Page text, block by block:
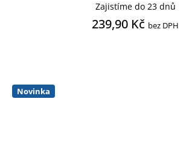
Zajistíme do 23 dnů
239,90 Kč bez DPH
Novinka